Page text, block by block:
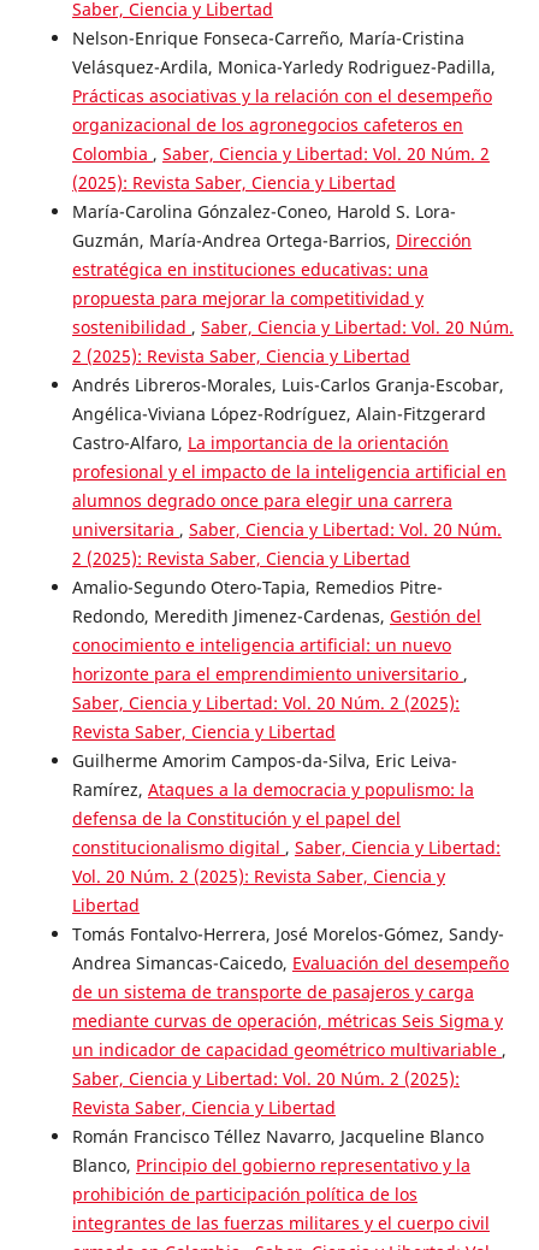
Saber, Ciencia y Libertad
Nelson-Enrique Fonseca-Carreño, María-Cristina
Velásquez-Ardila, Monica-Yarledy Rodriguez-Padilla,
Prácticas asociativas y la relación con el desempeño
organizacional de los agronegocios cafeteros en
Colombia , Saber, Ciencia y Libertad: Vol. 20 Núm. 2
(2025): Revista Saber, Ciencia y Libertad
María-Carolina Gónzalez-Coneo, Harold S. Lora-
Guzmán, María-Andrea Ortega-Barrios, Dirección
estratégica en instituciones educativas: una
propuesta para mejorar la competitividad y
sostenibilidad , Saber, Ciencia y Libertad: Vol. 20 Núm.
2 (2025): Revista Saber, Ciencia y Libertad
Andrés Libreros-Morales, Luis-Carlos Granja-Escobar,
Angélica-Viviana López-Rodríguez, Alain-Fitzgerard
Castro-Alfaro, La importancia de la orientación
profesional y el impacto de la inteligencia artificial en
alumnos degrado once para elegir una carrera
universitaria , Saber, Ciencia y Libertad: Vol. 20 Núm.
2 (2025): Revista Saber, Ciencia y Libertad
Amalio-Segundo Otero-Tapia, Remedios Pitre-
Redondo, Meredith Jimenez-Cardenas, Gestión del
conocimiento e inteligencia artificial: un nuevo
horizonte para el emprendimiento universitario ,
Saber, Ciencia y Libertad: Vol. 20 Núm. 2 (2025):
Revista Saber, Ciencia y Libertad
Guilherme Amorim Campos-da-Silva, Eric Leiva-
Ramírez, Ataques a la democracia y populismo: la
defensa de la Constitución y el papel del
constitucionalismo digital , Saber, Ciencia y Libertad:
Vol. 20 Núm. 2 (2025): Revista Saber, Ciencia y
Libertad
Tomás Fontalvo-Herrera, José Morelos-Gómez, Sandy-
Andrea Simancas-Caicedo, Evaluación del desempeño
de un sistema de transporte de pasajeros y carga
mediante curvas de operación, métricas Seis Sigma y
un indicador de capacidad geométrico multivariable ,
Saber, Ciencia y Libertad: Vol. 20 Núm. 2 (2025):
Revista Saber, Ciencia y Libertad
Román Francisco Téllez Navarro, Jacqueline Blanco
Blanco, Principio del gobierno representativo y la
prohibición de participación política de los
integrantes de las fuerzas militares y el cuerpo civil